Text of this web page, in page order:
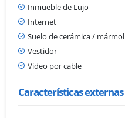
Inmueble de Lujo
Internet
Suelo de cerámica / mármol
Vestidor
Video por cable
Características externas